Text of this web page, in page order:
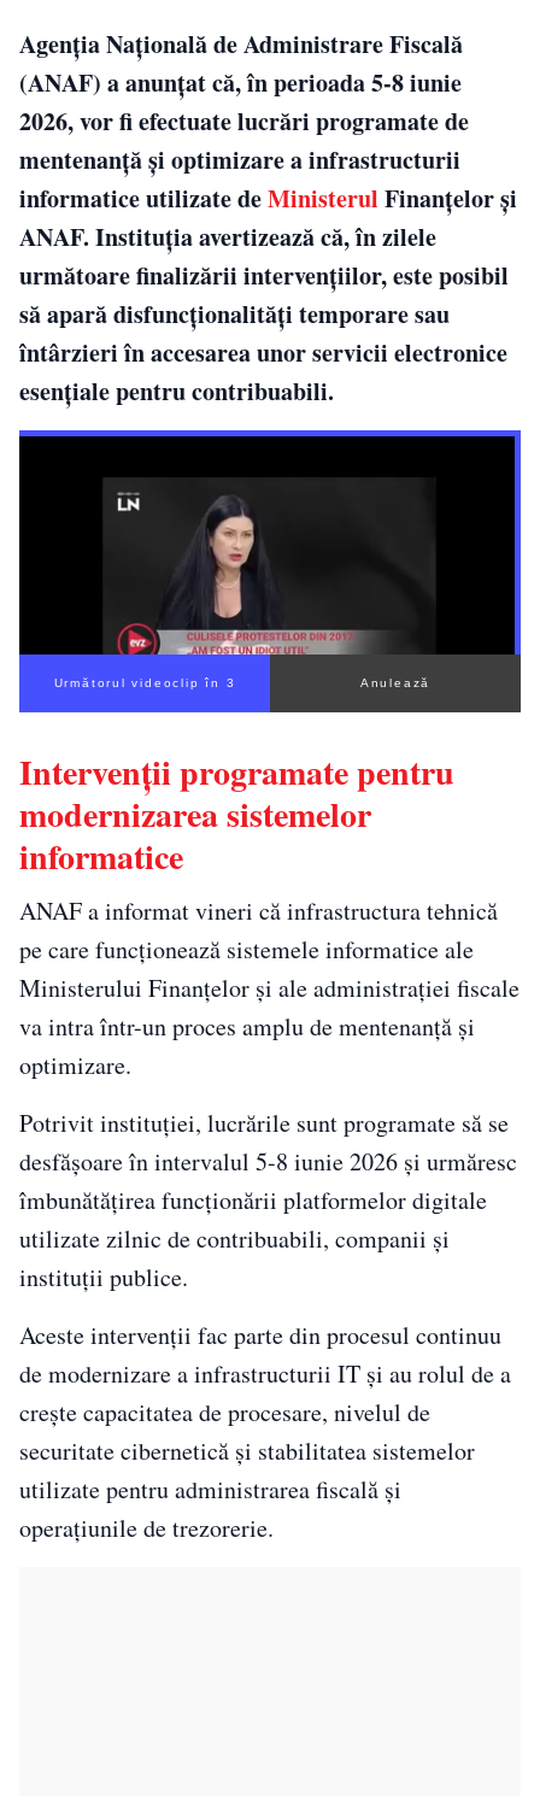
Agenția Națională de Administrare Fiscală
(ANAF) a anunțat că, în perioada 5-8 iunie
2026, vor fi efectuate lucrări programate de
mentenanță și optimizare a infrastructurii
informatice utilizate deMinisterul Finanțelor și
ANAF. Instituția avertizează că, în zilele
următoare finalizării intervențiilor, este posibil
să apară disfuncționalități temporare sau
întârzieri în accesarea unor servicii electronice
esențiale pentru contribuabili.
Următorul videoclip în 2 Anulează
Intervenții programate pentru
modernizarea sistemelor
informatice
ANAF a informat vineri că infrastructura tehnică
pe care funcționează sistemele informatice ale
Ministerului Finanțelor și ale administrației fiscale
va intra într-un proces amplu de mentenanță și
optimizare.
Potrivit instituției, lucrările sunt programate să se
desfășoare în intervalul 5-8 iunie 2026 și urmăresc
îmbunătățirea funcționării platformelor digitale
utilizate zilnic de contribuabili, companii și
instituții publice.
Aceste intervenții fac parte din procesul continuu
de modernizare a infrastructurii IT și au rolul de a
crește capacitatea de procesare, nivelul de
securitate cibernetică și stabilitatea sistemelor
utilizate pentru administrarea fiscală și
operațiunile de trezorerie.